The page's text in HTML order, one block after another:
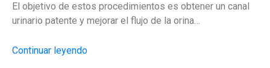
El objetivo de estos procedimientos es obtener un canal
urinario patente y mejorar el flujo de la orina…
Continuar leyendo